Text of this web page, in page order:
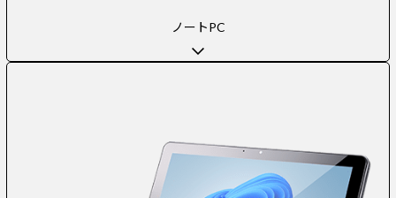
ノートPC